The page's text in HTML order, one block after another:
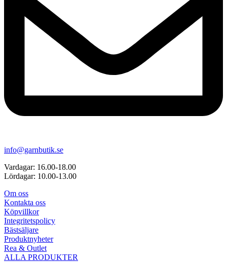
info@garnbutik.se
Vardagar: 16.00-18.00
Lördagar: 10.00-13.00
Om oss
Kontakta oss
Köpvillkor
Integritetspolicy
Bästsäljare
Produktnyheter
Rea & Outlet
ALLA PRODUKTER